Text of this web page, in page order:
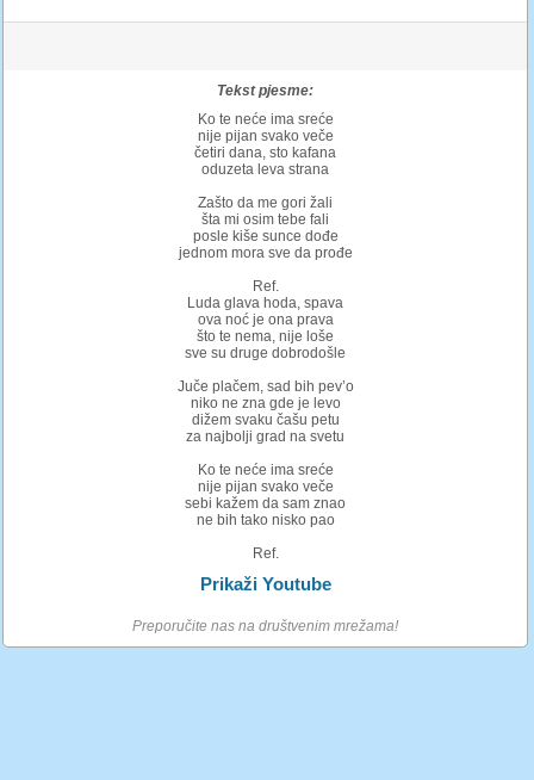
Tekst pjesme:
Ko te neće ima sreće
nije pijan svako veče
četiri dana, sto kafana
oduzeta leva strana
Zašto da me gori žali
šta mi osim tebe fali
posle kiše sunce dođe
jednom mora sve da prođe
Ref.
Luda glava hoda, spava
ova noć je ona prava
što te nema, nije loše
sve su druge dobrodošle
Juče plačem, sad bih pev’o
niko ne zna gde je levo
dižem svaku čašu petu
za najbolji grad na svetu
Ko te neće ima sreće
nije pijan svako veče
sebi kažem da sam znao
ne bih tako nisko pao
Ref.
Prikaži Youtube
Preporučite nas na društvenim mrežama!